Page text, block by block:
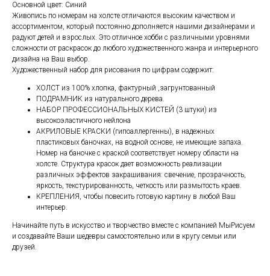
Основной цвет: Синий
Живопись по номерам на холсте отличаются высоким качеством и
ассортиментом, который постоянно дополняется нашими дизайнерами и
радуют детей и взрослых. Это отличное хобби с различными уровнями
сложности от раскрасок до любого художественного жанра и интерьерного
дизайна на Ваш выбор.
Художественный набор для рисования по цифрам содержит:
ХОЛСТ из 100% хлопка, фактурный ,загрунтованный
ПОДРАМНИК из натурального дерева.
НАБОР ПРОФЕССИОНАЛЬНЫХ КИСТЕЙ (3 штуки) из
высокоэластичного нейлона
АКРИЛОВЫЕ КРАСКИ (гипоаллергенны), в надежных
пластиковых баночках, на водной основе, не имеющие запаха.
Номер на баночке с краской соответствует номеру области на
холсте. Структура красок дает возможность реализации
различных эффектов закрашивания: свечение, прозрачность,
яркость, текстурированность, четкость или размытость краев.
КРЕПЛЕНИЯ, чтобы повесить готовую картину в любой Ваш
интерьер.
Начинайте путь в искусство и творчество вместе с компанией МыРисуем
и создавайте Ваши шедевры самостоятельно или в кругу семьи или
друзей.